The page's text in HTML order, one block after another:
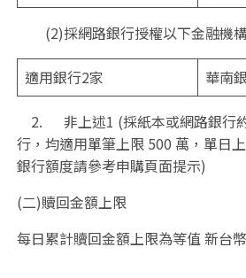
(2)採網路銀行授權以下金融機構
適用銀行2家 華南
2. 非上述1 (採紙本或網路銀行
行，均適用單筆上限 500 萬，單日
銀行額度請參考申購頁面提示)
(二)贖回金額上限
每日累計贖回金額上限為等值 新台